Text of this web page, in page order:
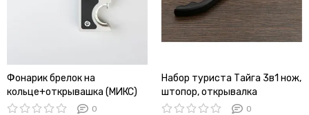
Фонарик брелок на
кольце+открывашка (МИКС)
4551944
0
Набор туриста Тайга 3в1 нож,
штопор, открывалка
0